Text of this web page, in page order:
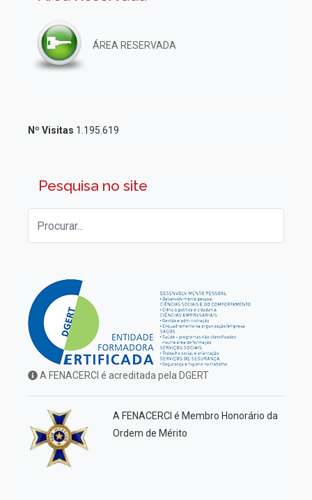
ÁREA RESERVADA
Nº Visitas 1.195.619
Pesquisa no site
A FENACERCI é acreditada pela DGERT
A FENACERCI é Membro Honorário da
Ordem de Mérito